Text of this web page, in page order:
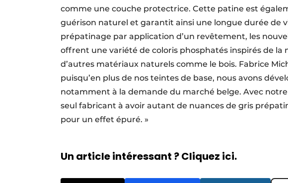
comme une couche protectrice. Cette patine est
guérison naturel et garantit ainsi une longue durée de
prépatinage par application d’un revêtement, les
offrent une variété de coloris phosphatés inspirés de
d’autres matériaux naturels comme le bois. Fabrice
puisqu’en plus de nos teintes de base, nous avons
notamment à la demande du marché belge. Avec
seul fabricant à avoir autant de nuances de gris
pour un effet épuré. »
Un article intéressant ? Cliquez ici.